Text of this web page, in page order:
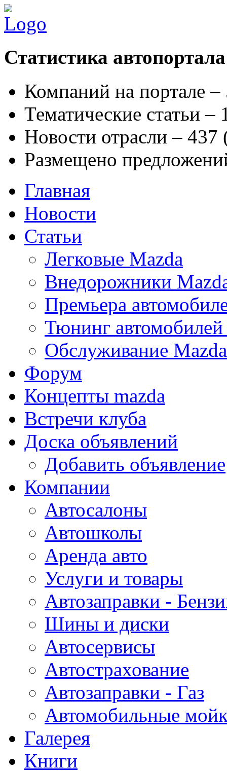
Статистика автопортала
Компаний на портале
Тематические статьи –
Новости отрасли – 437
Размещено
Главная
Новости
Статьи
Легковые Mazda
Внедорожники
Премьера
Тюнинг
Обслуживание Mazda
Форум
Концепты mazda
Встречи клуба
Доска объявлений
Добавить объявление
Компании
Автосалоны
Автошколы
Аренда авто
Услуги и товары
Автозаправки -
Шины и диски
Автосервисы
Автострахование
Автозаправки - Газ
Автомобильные
Галерея
Книги